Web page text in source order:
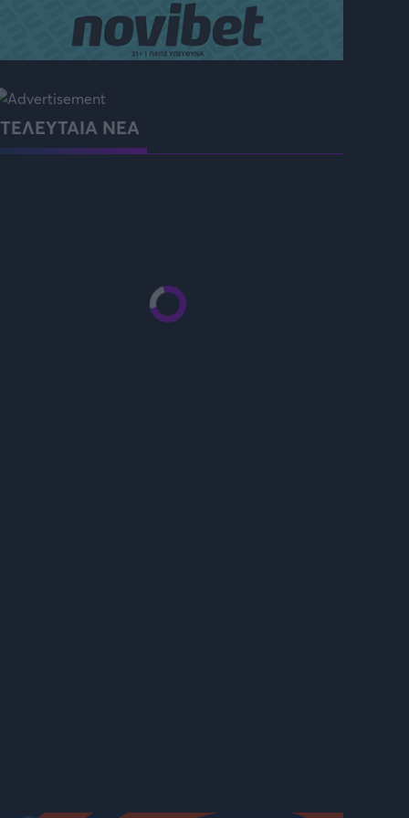
από την Πόλη
ΤΕΛΕΥΤΑΙΑ ΝΕΑ